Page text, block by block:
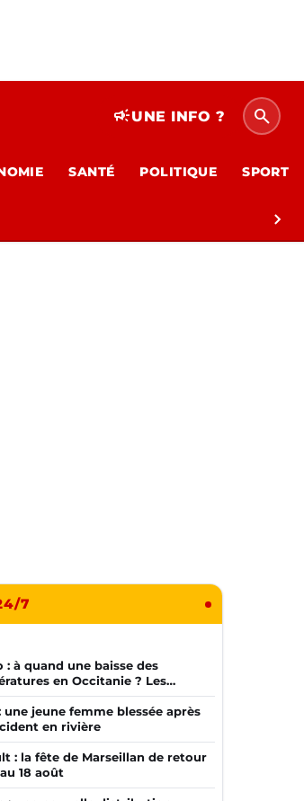
campaignUNE INFO ? search
SANTÉ POLITIQUE SPORT
chevron_right
7
: à quand une baisse des
en Occitanie ? Les
une jeune femme blessée après
en rivière
: la fête de Marseillan de retour
18 août